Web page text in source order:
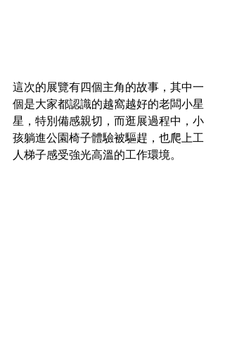
這次的展覽有四個主角的故事，其中一
個是大家都認識的越窩越好的老闆小星
星，特別備感親切，而逛展過程中，小
孩躺進公園椅子體驗被驅趕，也爬上工
人梯子感受強光高溫的工作環境。